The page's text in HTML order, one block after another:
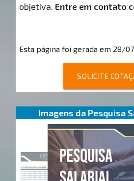
objetiva. Entre em contato
Esta página foi gerada em 28/
SOLICITE
Imagens da Pesquisa